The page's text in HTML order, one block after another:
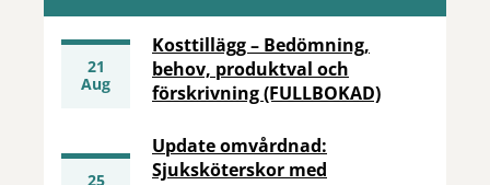
21
aug
Kosttillägg – Bedömning,
behov, produktval och
förskrivning (FULLBOKAD)
25
Update omvårdnad:
Sjuksköterskor med